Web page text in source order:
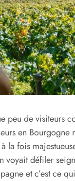
peu de visiteurs
en Bourgogne
la fois
défiler
et c’est ce